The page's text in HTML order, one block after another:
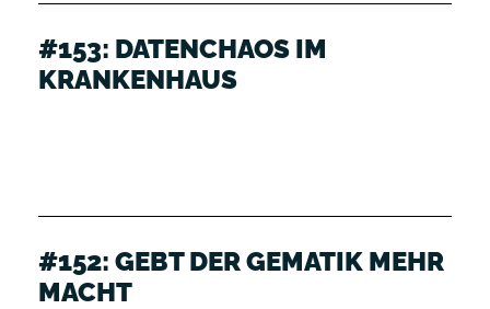
#153: DATENCHAOS IM
KRANKENHAUS
#152: GEBT DER GEMATIK MEHR
MACHT